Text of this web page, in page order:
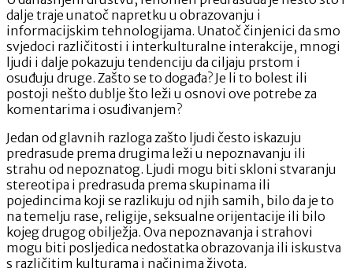
ne
vide
prvo
sebe?
dalje traje unatoč napretku u obrazovanju i
informacijskim tehnologijama. Unatoč činjenici da smo
svjedoci različitosti i interkulturalne interakcije, mnogi
ljudi i dalje pokazuju tendenciju da ciljaju prstom i
osuđuju druge. Zašto se to događa? Je li to bolest ili
postoji nešto dublje što leži u osnovi ove potrebe za
komentarima i osuđivanjem?
Jedan od glavnih razloga zašto ljudi često iskazuju
predrasude prema drugima leži u nepoznavanju ili
strahu od nepoznatog. Ljudi mogu biti skloni stvaranju
stereotipa i predrasuda prema skupinama ili
pojedincima koji se razlikuju od njih samih, bilo da je to
na temelju rase, religije, seksualne orijentacije ili bilo
kojeg drugog obilježja. Ova nepoznavanja i strahovi
mogu biti posljedica nedostatka obrazovanja ili iskustva
s različitim kulturama i načinima života.